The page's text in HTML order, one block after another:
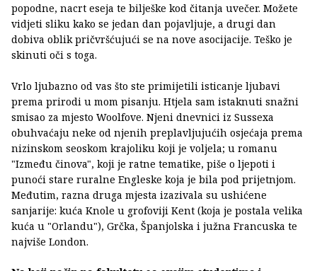
popodne, nacrt eseja te bilješke kod čitanja uvečer. Možete
vidjeti sliku kako se jedan dan pojavljuje, a drugi dan
dobiva oblik pričvršćujući se na nove asocijacije. Teško je
skinuti oči s toga.
Vrlo ljubazno od vas što ste primijetili isticanje ljubavi
prema prirodi u mom pisanju. Htjela sam istaknuti snažni
smisao za mjesto Woolfove. Njeni dnevnici iz Sussexa
obuhvaćaju neke od njenih preplavljujućih osjećaja prema
nizinskom seoskom krajoliku koji je voljela; u romanu
"Između činova", koji je ratne tematike, piše o ljepoti i
punoći stare ruralne Engleske koja je bila pod prijetnjom.
Međutim, razna druga mjesta izazivala su ushićene
sanjarije: kuća Knole u grofoviji Kent (koja je postala velika
kuća u "Orlandu"), Grčka, Španjolska i južna Francuska te
najviše London.